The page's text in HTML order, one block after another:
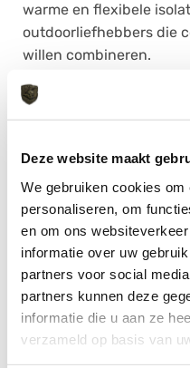
Deze website maakt
We gebruiken cookies
personaliseren, om
en om ons
informatie over uw
partners voor social
partners kunnen deze
informatie die u aan ze
verzameld op basis van
warme en flexibele
outdoorliefhebbers die
willen combineren.
SERIE
KLEUR